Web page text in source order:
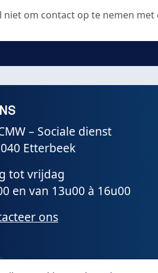
niet om contact op te nemen
– Sociale dienst
Etterbeek
tot vrijdag
en van 13u00 à 16u00
ons